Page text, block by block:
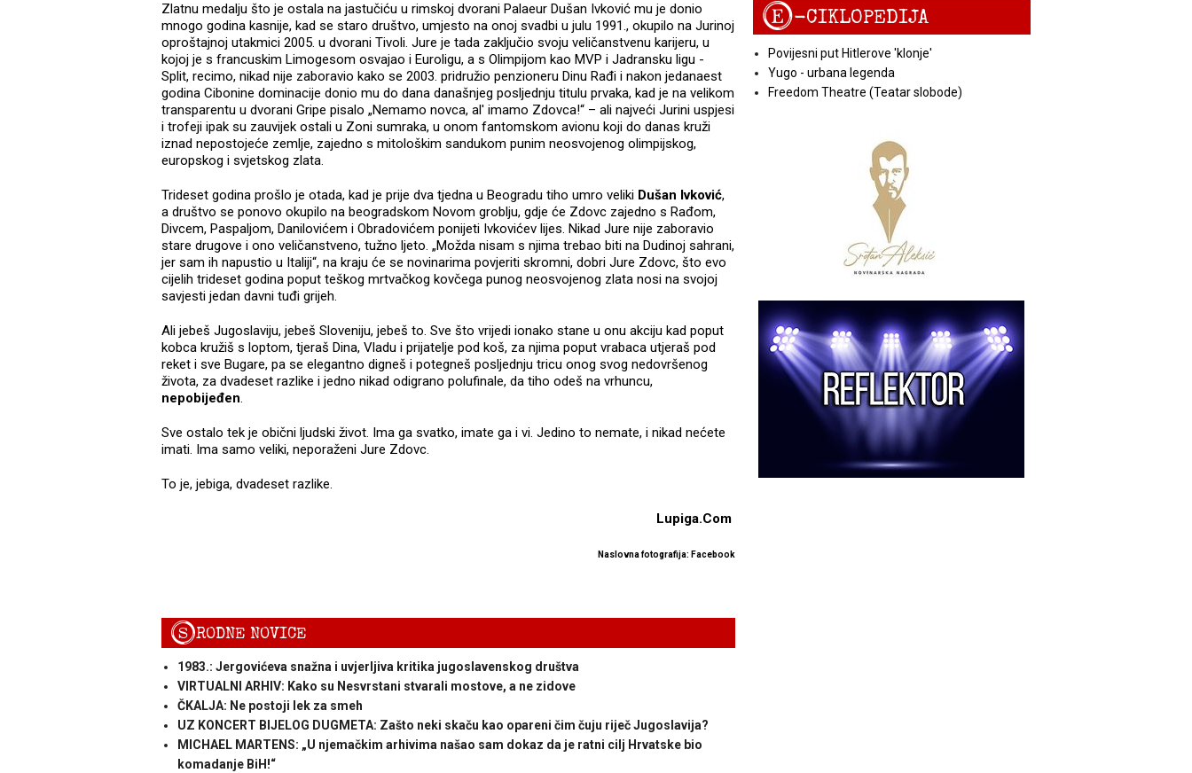
Zlatnu medalju što je ostala na jastučiću u rimskoj dvorani Palaeur Dušan Ivković mu je donio
mnogo godina kasnije, kad se staro društvo, umjesto na onoj svadbi u julu 1991., okupilo na Jurinoj
oproštajnoj utakmici 2005. u dvorani Tivoli. Jure je tada zaključio svoju veličanstvenu karijeru, u
kojoj je s francuskim Limogesom osvajao i Euroligu, a s Olimpijom kao MVP i Jadransku ligu -
Split, recimo, nikad nije zaboravio kako se 2003. pridružio penzioneru Dinu Rađi i nakon jedanaest
godina Cibonine dominacije donio mu do dana današnjeg posljednju titulu prvaka, kad je na velikom
transparentu u dvorani Gripe pisalo „Nemamo novca, al' imamo Zdovca!“ – ali najveći Jurini uspjesi
i trofeji ipak su zauvijek ostali u Zoni sumraka, u onom fantomskom avionu koji do danas kruži
iznad nepostojeće zemlje, zajedno s mitološkim sandukom punim neosvojenog olimpijskog,
europskog i svjetskog zlata.
Trideset godina prošlo je otada, kad je prije dva tjedna u Beogradu tiho umro veliki Dušan Ivković,
a društvo se ponovo okupilo na beogradskom Novom groblju, gdje će Zdovc zajedno s Rađom,
Divcem, Paspaljom, Danilovićem i Obradovićem ponijeti Ivkovićev lijes. Nikad Jure nije zaboravio
stare drugove i ono veličanstveno, tužno ljeto. „Možda nisam s njima trebao biti na Dudinoj sahrani,
jer sam ih napustio u Italiji“, na kraju će se novinarima povjeriti skromni, dobri Jure Zdovc, što evo
cijelih trideset godina poput teškog mrtvačkog kovčega punog neosvojenog zlata nosi na svojoj
savjesti jedan davni tuđi grijeh.
Ali jebeš Jugoslaviju, jebeš Sloveniju, jebeš to. Sve što vrijedi ionako stane u onu akciju kad poput
kobca kružiš s loptom, tjeraš Dina, Vladu i prijatelje pod koš, za njima poput vrabaca utjeraš pod
reket i sve Bugare, pa se elegantno digneš i potegneš posljednju tricu onog svog nedovršenog
života, za dvadeset razlike i jedno nikad odigrano polufinale, da tiho odeš na vrhuncu,
nepobijeđen.
Sve ostalo tek je obični ljudski život. Ima ga svatko, imate ga i vi. Jedino to nemate, i nikad nećete
imati. Ima samo veliki, neporaženi Jure Zdovc.
To je, jebiga, dvadeset razlike.
Lupiga.Com
Naslovna fotografija: Facebook
SRODNE NOVICE
1983.: Jergovićeva snažna i uvjerljiva kritika jugoslavenskog društva
VIRTUALNI ARHIV: Kako su Nesvrstani stvarali mostove, a ne zidove
ČKALJA: Ne postoji lek za smeh
UZ KONCERT BIJELOG DUGMETA: Zašto neki skaču kao opareni čim čuju riječ Jugoslavija?
MICHAEL MARTENS: „U njemačkim arhivima našao sam dokaz da je ratni cilj Hrvatske bio
komadanje BiH!“
E-CIKLOPEDIJA
Povijesni put Hitlerove 'klonje'
Yugo - urbana legenda
Freedom Theatre (Teatar slobode)